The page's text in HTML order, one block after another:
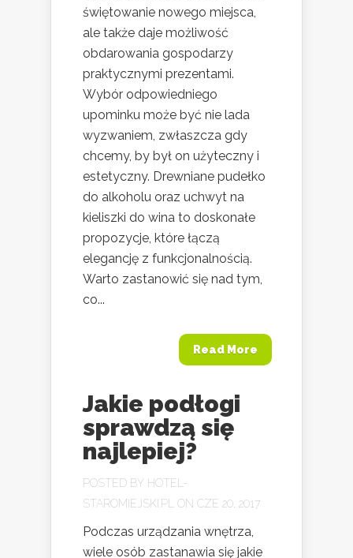
świętowanie nowego miejsca,
ale także daje możliwość
obdarowania gospodarzy
praktycznymi prezentami.
Wybór odpowiedniego
upominku może być nie lada
wyzwaniem, zwłaszcza gdy
chcemy, by był on użyteczny i
estetyczny. Drewniane pudełko
do alkoholu oraz uchwyt na
kieliszki do wina to doskonałe
propozycje, które łączą
elegancję z funkcjonalnością.
Warto zastanowić się nad tym,
co...
Read More
Jakie podłogi
sprawdzą się
najlepiej?
POSTED BY HOTEL-
STAROMIEJSKI.PL
ON CZE 20, 2017
Podczas urządzania wnętrza,
wiele osób zastanawia się jakie